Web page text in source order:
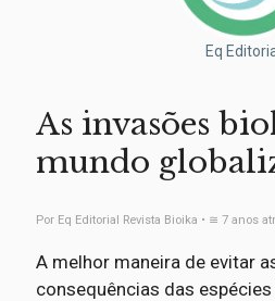
Eq
As invasões
mundo
Por Eq Editorial Revista Bioika • ≅ 7 anos
A melhor maneira de evitar
consequências das